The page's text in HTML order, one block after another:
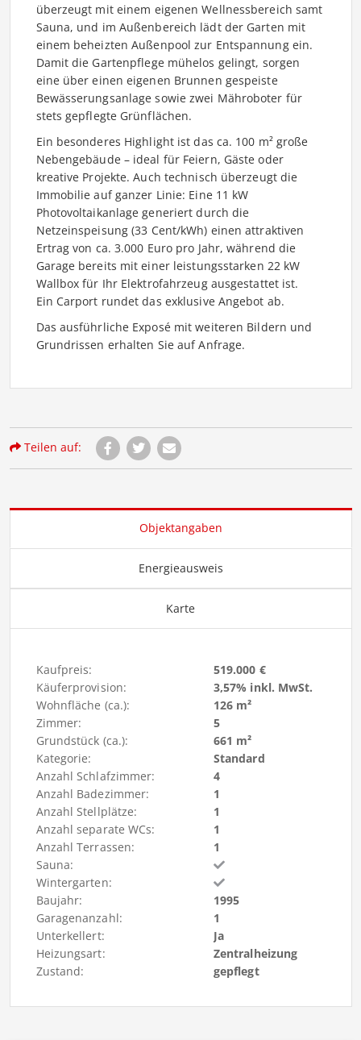
überzeugt mit einem eigenen Wellnessbereich samt
Sauna, und im Außenbereich lädt der Garten mit
einem beheizten Außenpool zur Entspannung ein.
Damit die Gartenpflege mühelos gelingt, sorgen
eine über einen eigenen Brunnen gespeiste
Bewässerungsanlage sowie zwei Mähroboter für
stets gepflegte Grünflächen.
Ein besonderes Highlight ist das ca. 100 m² große
Nebengebäude – ideal für Feiern, Gäste oder
kreative Projekte. Auch technisch überzeugt die
Immobilie auf ganzer Linie: Eine 11 kW
Photovoltaikanlage generiert durch die
Netzeinspeisung (33 Cent/kWh) einen attraktiven
Ertrag von ca. 3.000 Euro pro Jahr, während die
Garage bereits mit einer leistungsstarken 22 kW
Wallbox für Ihr Elektrofahrzeug ausgestattet ist.
Ein Carport rundet das exklusive Angebot ab.
Das ausführliche Exposé mit weiteren Bildern und
Grundrissen erhalten Sie auf Anfrage.
Teilen auf:
Objektangaben
Energieausweis
Karte
Kaufpreis:
519.000 €
Käuferprovision:
3,57% inkl. MwSt.
Wohnfläche (ca.):
126 m²
Zimmer:
5
Grundstück (ca.):
661 m²
Kategorie:
Standard
Anzahl Schlafzimmer:
4
Anzahl Badezimmer:
1
Anzahl Stellplätze:
1
Anzahl separate WCs:
1
Anzahl Terrassen:
1
Sauna:
Wintergarten:
Baujahr:
1995
Garagenanzahl:
1
Unterkellert:
Ja
Heizungsart:
Zentralheizung
Zustand:
gepflegt